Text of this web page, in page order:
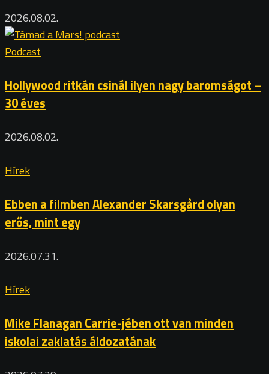
2026.08.02.
Podcast
Hollywood ritkán csinál ilyen nagy baromságot –
30 éves
2026.08.02.
Hírek
Ebben a filmben Alexander Skarsgård olyan
erős, mint egy
2026.07.31.
Hírek
Mike Flanagan Carrie-jében ott van minden
iskolai zaklatás áldozatának